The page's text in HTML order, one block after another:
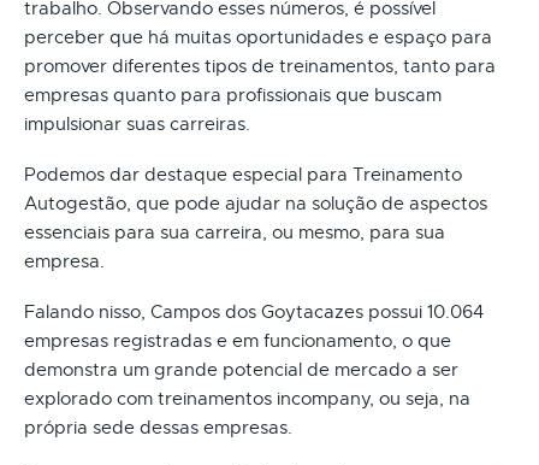
trabalho. Observando esses números, é possível
perceber que há muitas oportunidades e espaço para
promover diferentes tipos de treinamentos, tanto para
empresas quanto para profissionais que buscam
impulsionar suas carreiras.
Podemos dar destaque especial para Treinamento
Autogestão, que pode ajudar na solução de aspectos
essenciais para sua carreira, ou mesmo, para sua
empresa.
Falando nisso, Campos dos Goytacazes possui 10.064
empresas registradas e em funcionamento, o que
demonstra um grande potencial de mercado a ser
explorado com treinamentos incompany, ou seja, na
própria sede dessas empresas.